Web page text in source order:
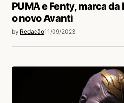
PUMA e Fenty, marca
o novo Avanti
by Redação11/09/2023